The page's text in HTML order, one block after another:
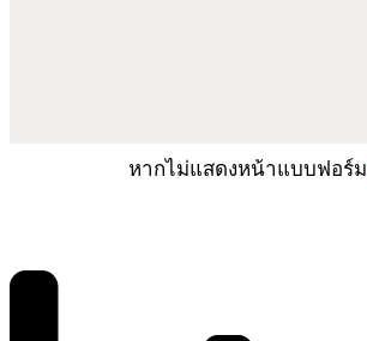
หากไม่แสดงหน้าแบบฟอร์ม